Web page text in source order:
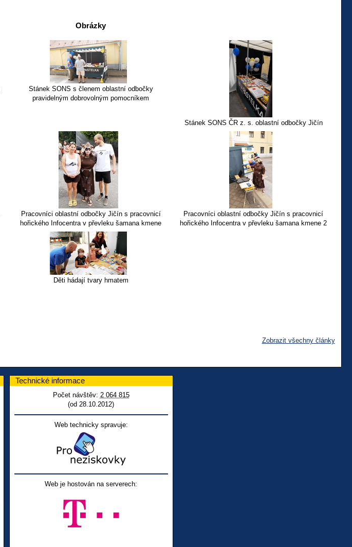
Obrázky
Stánek SONS s členem oblastní odbočky
pravidelným dobrovolným pomocníkem
Stánek SONS ČR z. s. oblastní odbočky Jičín
Pracovníci oblastní odbočky Jičín s pracovnicí
hořického Infocentra v převleku šamana kmene
Pracovníci oblastní odbočky Jičín s pracovnicí
hořického Infocentra v převleku šamana kmene 2
Děti hádají tvary hmatem
Zobrazit všechny články
Technické informace
Počet návštěv: 2 064 815
(od 28.10.2012)
Web technicky spravuje:
Web je hostován na serverech: